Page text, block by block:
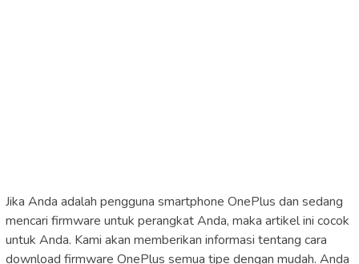
Jika Anda adalah pengguna smartphone OnePlus dan sedang
mencari firmware untuk perangkat Anda, maka artikel ini cocok
untuk Anda. Kami akan memberikan informasi tentang cara
download firmware OnePlus semua tipe dengan mudah. Anda